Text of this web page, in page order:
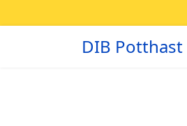
DIB Potthast